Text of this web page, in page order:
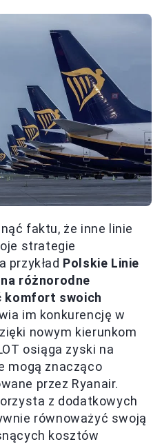
faktu, że inne linie
strategie
przykład Polskie Linie
różnorodne
komfort swoich
im konkurencję w
nowym kierunkom
osiąga zyski na
mogą znacząco
przez Ryanair.
z dodatkowych
równoważyć swoją
kosztów